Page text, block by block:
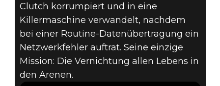
QUAKE
CHAMPIONS –
CLUTCH-
Clutch korrumpiert und in eine
Killermaschine verwandelt, nachdem
bei einer Routine-Datenübertragung ein
Netzwerkfehler auftrat. Seine einzige
Mission: Die Vernichtung allen Lebens in
den Arenen.